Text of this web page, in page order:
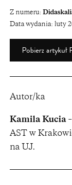
Z numeru:
Data wydania: luty
Pobierz artykuł
Autor/ka
Kamila Kucia
AST w
na UJ.